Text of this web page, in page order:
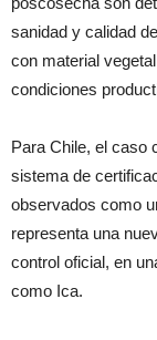
sanidad y calidad
con material
condiciones
Para Chile, el caso
sistema de
observados como
representa una
control oficial, en
como Ica.